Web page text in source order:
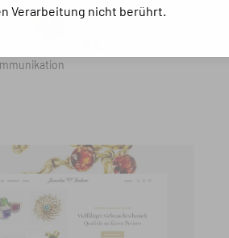
Verarbeitung nicht berührt.